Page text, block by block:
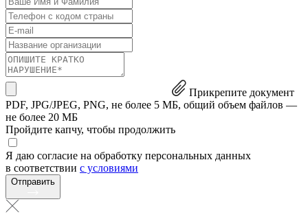
Прикрепите документ
PDF, JPG/JPEG, PNG, не более 5 МБ, общий объем файлов —
не более 20 МБ
Пройдите капчу, чтобы продолжить
Я даю согласие на обработку персональных данных
в соответствии с условиями
Отправить